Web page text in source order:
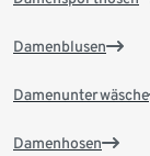
Damenblusen
Damenunterwäsche
Damenhosen